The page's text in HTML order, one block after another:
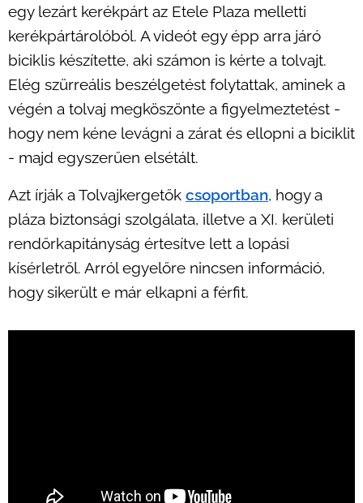
egy lezárt kerékpárt az Etele Plaza melletti
kerékpártárolóból. A videót egy épp arra járó
biciklis készítette, aki számon is kérte a tolvajt.
Elég szürreális beszélgetést folytattak, aminek a
végén a tolvaj megköszönte a figyelmeztetést -
hogy nem kéne levágni a zárat és ellopni a biciklit
- majd egyszerűen elsétált.
Azt írják a Tolvajkergetők csoportban, hogy a
pláza biztonsági szolgálata, illetve a XI. kerületi
rendőrkapitányság értesítve lett a lopási
kísérletről. Arról egyelőre nincsen információ,
hogy sikerült e már elkapni a férfit.